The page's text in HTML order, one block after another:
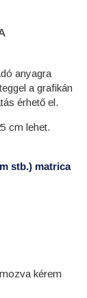
anyagra
a grafikán
érhető el.
cm lehet.
stb.) matrica
kérem